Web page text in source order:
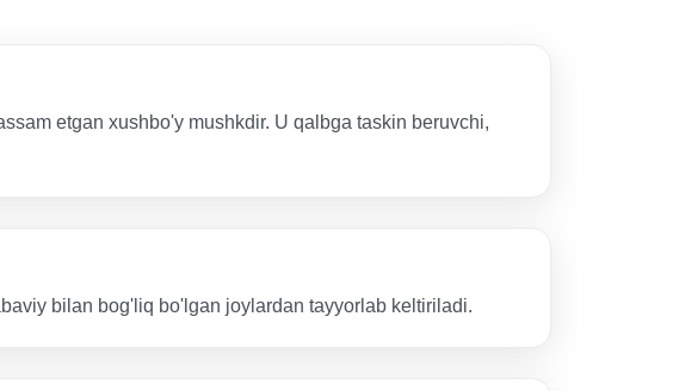
etgan xushbo'y mushkdir. U qalbga taskin beruvchi,
bilan bog'liq bo'lgan joylardan tayyorlab keltiriladi.